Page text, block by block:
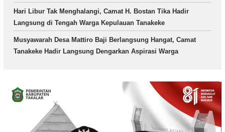
Hari Libur Tak Menghalangi, Camat H. Bostan Tika Hadir
Langsung di Tengah Warga Kepulauan Tanakeke
Musyawarah Desa Mattiro Baji Berlangsung Hangat, Camat
Tanakeke Hadir Langsung Dengarkan Aspirasi Warga